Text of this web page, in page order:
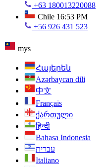
+63 180013220088
Chile 16:53 PM
+56 926 431 523
mys
Հայերեն
Azərbaycan dili
中文
Français
ქართული
हिन्दी
Bahasa Indonesia
עברית
Italiano